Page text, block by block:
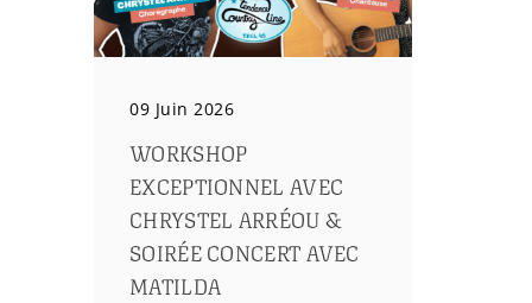
09 Juin 2026
WORKSHOP
EXCEPTIONNEL AVEC
CHRYSTEL ARRÉOU &
SOIRÉE CONCERT AVEC
MATILDA